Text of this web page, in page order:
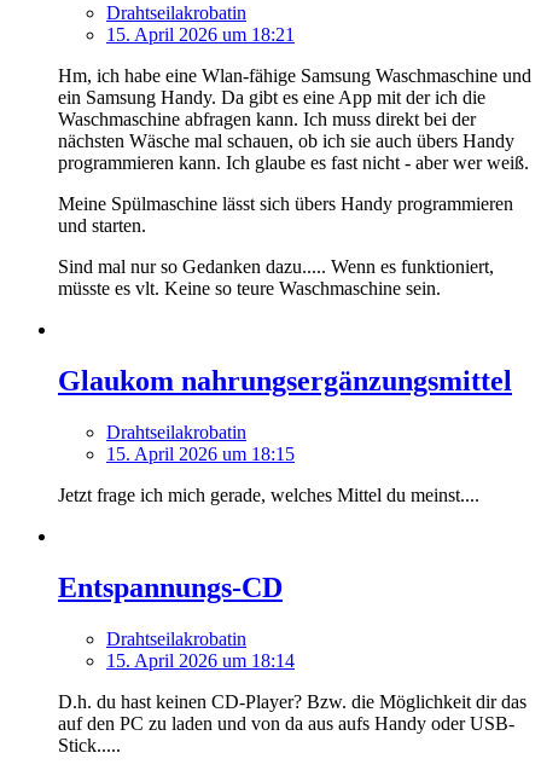
Drahtseilakrobatin
15. April 2026 um 18:21
Hm, ich habe eine Wlan-fähige Samsung Waschmaschine und
ein Samsung Handy. Da gibt es eine App mit der ich die
Waschmaschine abfragen kann. Ich muss direkt bei der
nächsten Wäsche mal schauen, ob ich sie auch übers Handy
programmieren kann. Ich glaube es fast nicht - aber wer weiß.
Meine Spülmaschine lässt sich übers Handy programmieren
und starten.
Sind mal nur so Gedanken dazu..... Wenn es funktioniert,
müsste es vlt. Keine so teure Waschmaschine sein.
Glaukom nahrungsergänzungsmittel
Drahtseilakrobatin
15. April 2026 um 18:15
Jetzt frage ich mich gerade, welches Mittel du meinst....
Entspannungs-CD
Drahtseilakrobatin
15. April 2026 um 18:14
D.h. du hast keinen CD-Player? Bzw. die Möglichkeit dir das
auf den PC zu laden und von da aus aufs Handy oder USB-
Stick.....